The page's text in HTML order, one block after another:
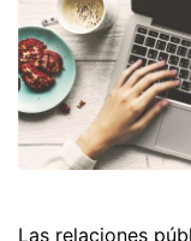
Las relaciones